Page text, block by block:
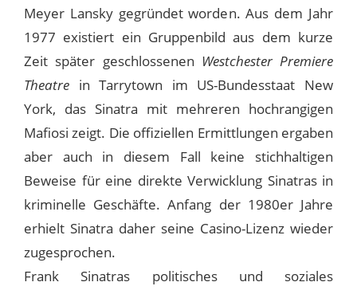
Meyer Lansky gegründet worden. Aus dem Jahr
1977 existiert ein Gruppenbild aus dem kurze
Zeit später geschlossenen Westchester Premiere
Theatre in Tarrytown im US-Bundesstaat New
York, das Sinatra mit mehreren hochrangigen
Mafiosi zeigt. Die offiziellen Ermittlungen ergaben
aber auch in diesem Fall keine stichhaltigen
Beweise für eine direkte Verwicklung Sinatras in
kriminelle Geschäfte. Anfang der 1980er Jahre
erhielt Sinatra daher seine Casino-Lizenz wieder
zugesprochen.
Frank Sinatras politisches und soziales